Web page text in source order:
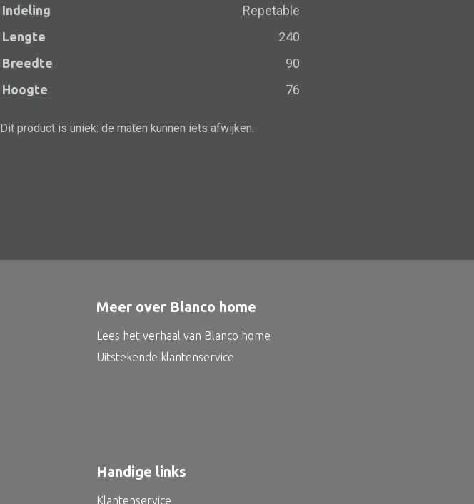
Oosterse tv meubel
Indeling Repetable
Lengte 240
Breedte 90
Hoogte 76
Dit product is uniek: de maten kunnen iets afwijken.
Meer over Blanco home
Lees het verhaal van Blanco home
Uitstekende klantenservice
Handige links
Klantenservice